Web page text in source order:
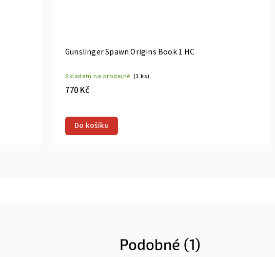
Gunslinger Spawn Origins Book 1 HC
Skladem na prodejně (1 ks)
770 Kč
Do košíku
Podobné (1)